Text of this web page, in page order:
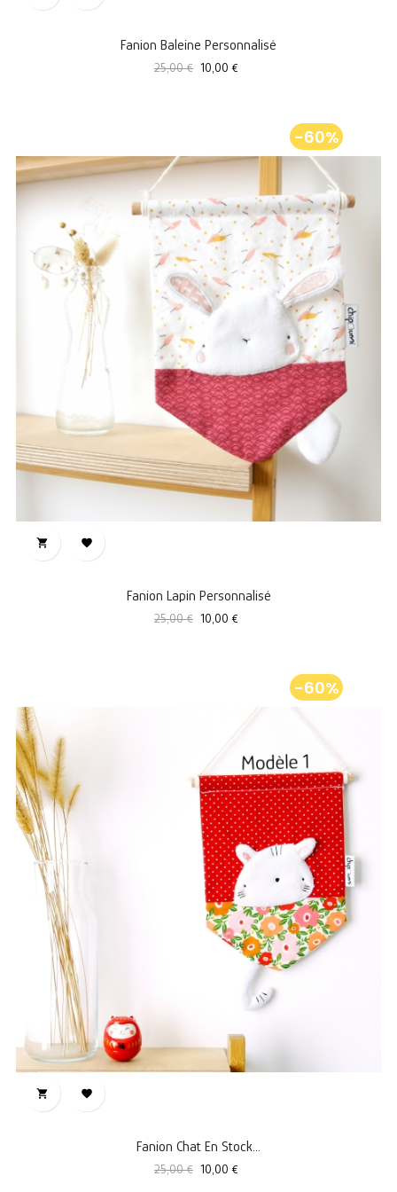
Fanion Baleine Personnalisé
Prix
25,00 € Prix
10,00 €
-60%
 
Fanion Lapin Personnalisé
Prix
25,00 € Prix
10,00 €
-60%
 
Fanion Chat En Stock...
Prix
25,00 € Prix
10,00 €